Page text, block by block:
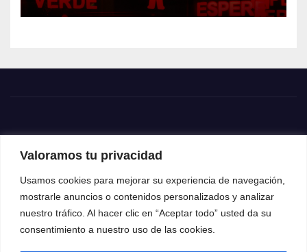
Valoramos tu privacidad
Usamos cookies para mejorar su experiencia de navegación,
mostrarle anuncios o contenidos personalizados y analizar
nuestro tráfico. Al hacer clic en “Aceptar todo” usted da su
consentimiento a nuestro uso de las cookies.